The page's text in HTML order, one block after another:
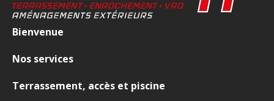
Bienvenue
Nos services
Terrassement, accès et piscine